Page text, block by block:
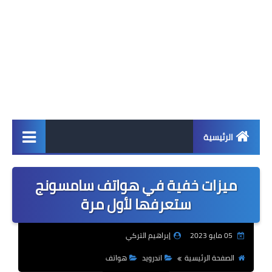
الرئيسية
اخبار
ابل
اندرويد
ميزات خفية في هواتف سامسونج
ستعرفها لأول مرة
إبراهيم التركي
الصفحة الرئيسية
اندرويد
هواتف